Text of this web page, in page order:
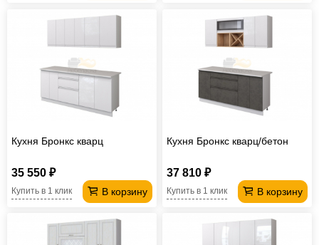
Косметологическое
оборудование
Кухня Бронкс кварц
35 550 ₽
В корзину
Купить в 1 клик
Кухня Бронкс кварц/бетон
37 810 ₽
В корзину
Купить в 1 клик